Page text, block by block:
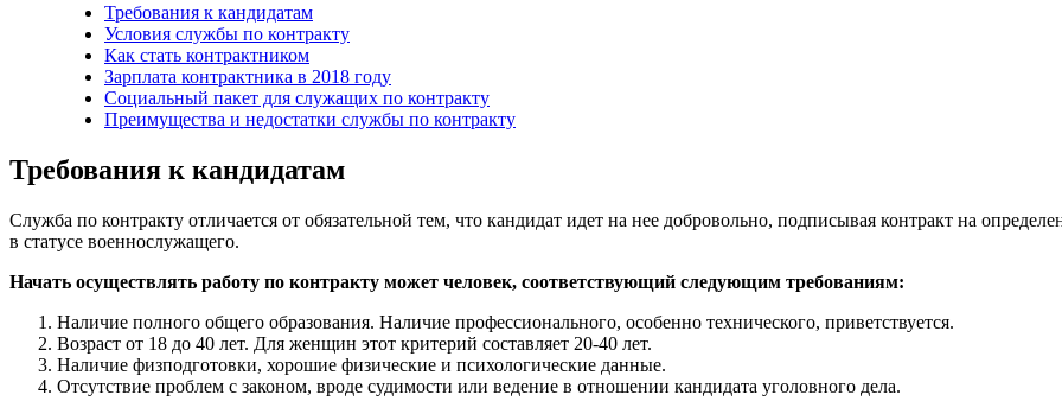
Требования к кандидатам
Условия службы по контракту
Как стать контрактником
Зарплата контрактника в 2018 году
Социальный пакет для служащих по контракту
Преимущества и недостатки службы по контракту
Требования к кандидатам
Служба по контракту отличается от обязательной тем, что кандидат идет на нее добровольно, подписывая контракт на
в статусе военнослужащего.
Начать осуществлять работу по контракту может человек, соответствующий следующим требованиям:
Наличие полного общего образования. Наличие профессионального, особенно технического, приветствуется.
Возраст от 18 до 40 лет. Для женщин этот критерий составляет 20-40 лет.
Наличие физподготовки, хорошие физические и психологические данные.
Отсутствие проблем с законом, вроде судимости или ведение в отношении кандидата уголовного дела.